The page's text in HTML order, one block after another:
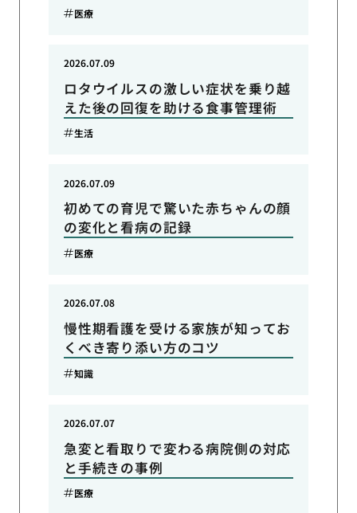
医療
ロタウイルスの激しい症状を乗り越
えた後の回復を助ける食事管理術
2026.07.09
生活
初めての育児で驚いた赤ちゃんの顔
の変化と看病の記録
2026.07.09
医療
慢性期看護を受ける家族が知ってお
くべき寄り添い方のコツ
2026.07.08
知識
急変と看取りで変わる病院側の対応
と手続きの事例
2026.07.07
医療